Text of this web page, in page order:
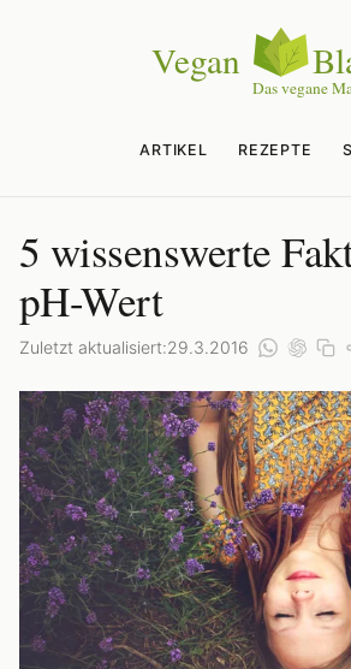
ARTIKEL REZEPTE
5 wissenswerte
pH-Wert
Zuletzt aktualisiert:29.3.2016